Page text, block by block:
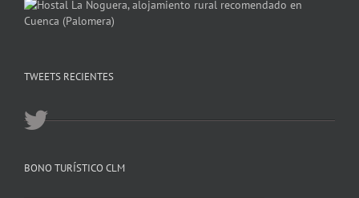
TWEETS RECIENTES
BONO TURÍSTICO CLM